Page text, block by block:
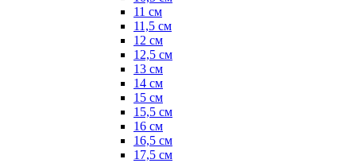
11 см
11,5 см
12 см
12,5 см
13 см
14 см
15 см
15,5 см
16 см
16,5 см
17,5 см